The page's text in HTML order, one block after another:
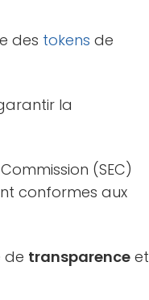
des tokens de
la
(SEC)
conformes aux
de transparence et